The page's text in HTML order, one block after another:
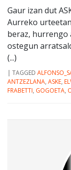
Gaur izan dut
Aurreko
beraz, hurrengo
ostegun
(...)
| TAGGED
ANTZEZLANA, ASKE,
FRABETTI, GOGOETA,